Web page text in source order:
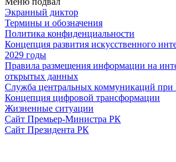
Экранный диктор
Термины и обозначения
Политика конфиденциальности
Концепция развития искусственного
2029 годы
Правила размещения информации на
открытых данных
Служба центральных коммуникаций при
Концепция цифровой трансформации
Жизненные ситуации
Сайт Премьер-Министра РК
Сайт Президента РК